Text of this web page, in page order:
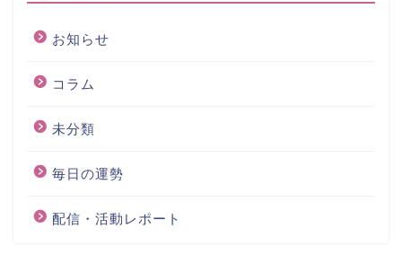
お知らせ
コラム
未分類
毎日の運勢
配信・活動レポート